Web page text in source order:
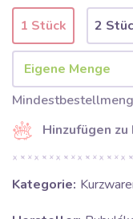
1 Stück 2
Hinzufügen zu
Kategorie: